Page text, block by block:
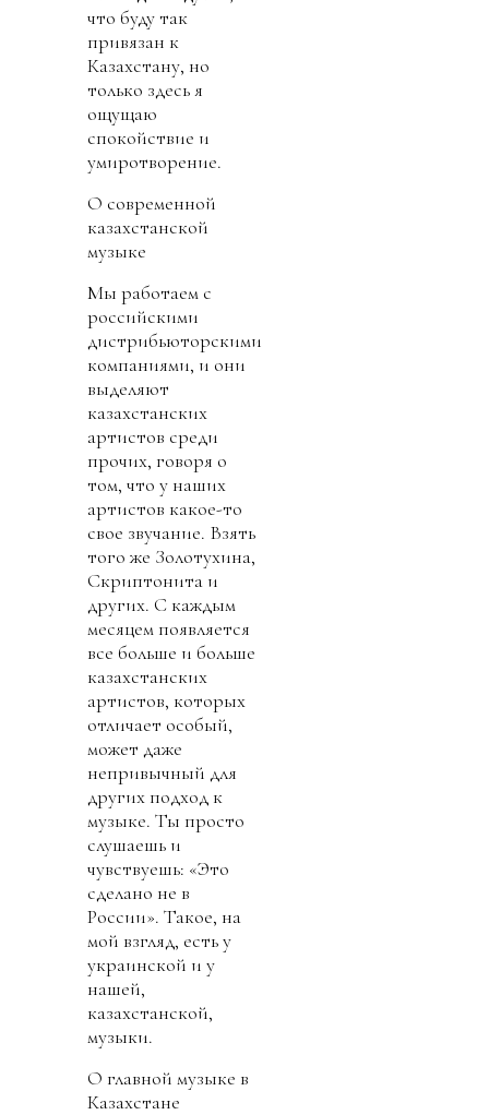
что буду так
привязан к
Казахстану, но
только здесь я
ощущаю
спокойствие и
умиротворение.
О современной
казахстанской
музыке
Мы работаем с
российскими
дистрибьюторскими
компаниями, и они
выделяют
казахстанских
артистов среди
прочих, говоря о
том, что у наших
артистов какое-то
свое звучание. Взять
того же Золотухина,
Скриптонита и
других. С каждым
месяцем появляется
все больше и больше
казахстанских
артистов, которых
отличает особый,
может даже
непривычный для
других подход к
музыке. Ты просто
слушаешь и
чувствуешь: «Это
сделано не в
России». Такое, на
мой взгляд, есть у
украинской и у
нашей,
казахстанской,
музыки.
О главной музыке в
Казахстане